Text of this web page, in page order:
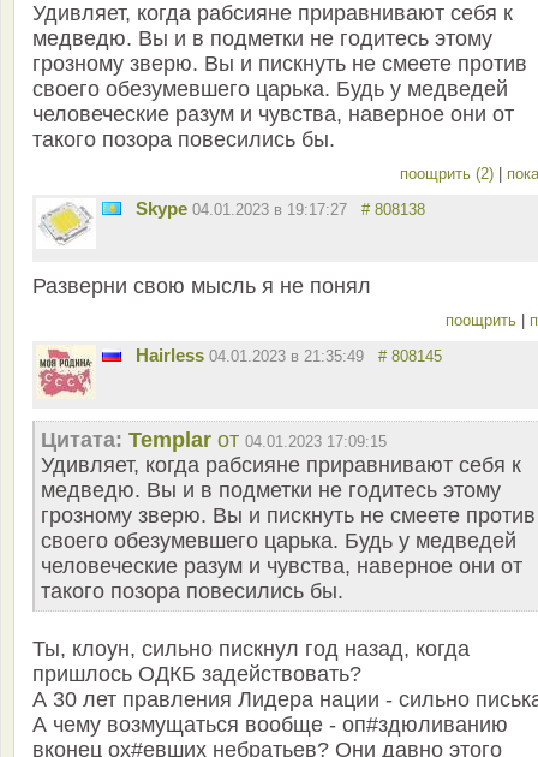
Удивляет, когда рабсияне приравнивают себя к
медведю. Вы и в подметки не годитесь этому
грозному зверю. Вы и пискнуть не смеете против
своего обезумевшего царька. Будь у медведей
человеческие разум и чувства, наверное они от
такого позора повесились бы.
поощрить (2)
Skype 04.01.2023 в 19:17:27 # 808138
Разверни свою мысль я не понял
поощрить
Hairless 04.01.2023 в 21:35:49 # 808145
Цитата: Templar от 04.01.2023 17:09:15
Удивляет, когда рабсияне приравнивают себя к
медведю. Вы и в подметки не годитесь этому
грозному зверю. Вы и пискнуть не смеете против
своего обезумевшего царька. Будь у медведей
человеческие разум и чувства, наверное они от
такого позора повесились бы.
Ты, клоун, сильно пискнул год назад, когда
пришлось ОДКБ задействовать?
А 30 лет правления Лидера нации - сильно
А чему возмущаться вообще - оп#здюливанию
вконец ох#евших небратьев? Они давно этого